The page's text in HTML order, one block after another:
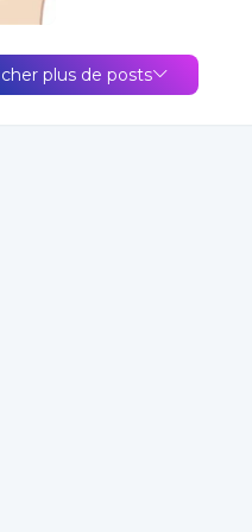
plus de posts